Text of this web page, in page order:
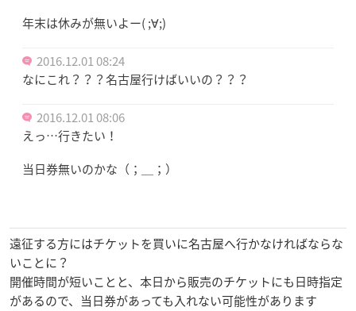
年末は休みが無いよー( ;∀;)
2016.12.01 08:24
なにこれ？？？名古屋行けばいいの？？？
2016.12.01 08:06
えっ…行きたい！
当日券無いのかな（；＿；）
遠征する方にはチケットを買いに名古屋へ行かなければならな
いことに？
開催時間が短いことと、本日から販売のチケットにも日時指定
があるので、当日券があっても入れない可能性があります